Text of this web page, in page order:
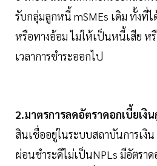
รับกลุ่มลูกหนี้ mSMEs เดิม ทั้งที่
หรือทางอ้อม ไม่ให้เป็นหนี้เสีย หรื
เวลาการชําระออกไป
2.มาตรการลดอัตราดอกเบี้ยเงิ
สินเชื่ออยู่ในระบบสถาบันการเงิ
ผ่อนชําระดีไม่เป็นNPLs มีอัตราด